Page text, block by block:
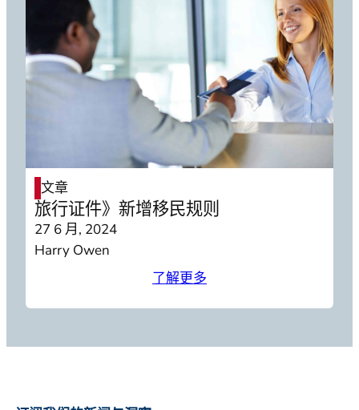
文章
旅行证件》新增移民规则
27 6 月, 2024
Harry Owen
了解更多